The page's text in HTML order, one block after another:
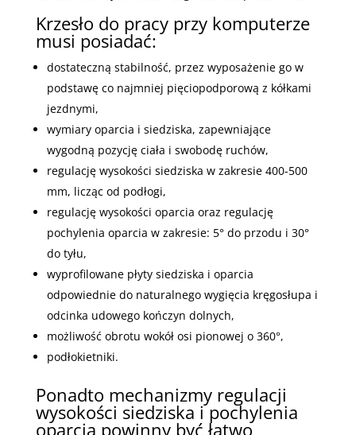
Krzesło do pracy przy komputerze
musi posiadać:
dostateczną stabilność, przez wyposażenie go w
podstawę co najmniej pięciopodporową z kółkami
jezdnymi,
wymiary oparcia i siedziska, zapewniające
wygodną pozycję ciała i swobodę ruchów,
regulację wysokości siedziska w zakresie 400-500
mm, licząc od podłogi,
regulację wysokości oparcia oraz regulację
pochylenia oparcia w zakresie: 5° do przodu i 30°
do tyłu,
wyprofilowane płyty siedziska i oparcia
odpowiednie do naturalnego wygięcia kręgosłupa i
odcinka udowego kończyn dolnych,
możliwość obrotu wokół osi pionowej o 360°,
podłokietniki.
Ponadto mechanizmy regulacji
wysokości siedziska i pochylenia
oparcia powinny być łatwo